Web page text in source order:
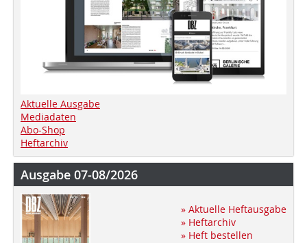
Aktuelle Ausgabe
Mediadaten
Abo-Shop
Heftarchiv
Ausgabe 07-08/2026
» Aktuelle Heftausgabe
» Heftarchiv
» Heft bestellen